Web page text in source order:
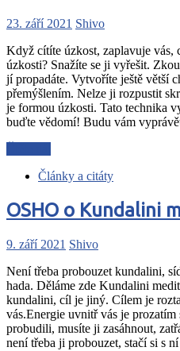
23. září 2021 Shivo
Když cítíte úzkost, zaplavuje vás,
úzkosti? Snažíte se ji vyřešit.
jí propadáte. Vytvoříte ještě větší
přemýšlením. Nelze ji rozpustit
je formou úzkosti. Tato technika
buďte vědomí! Budu vám
Články a citáty
OSHO o Kundalini
9. září 2021 Shivo
Není třeba probouzet kundalini,
hada. Děláme zde Kundalini
kundalini, cíl je jiný. Cílem je
vás.Energie uvnitř vás je
probudili, musíte ji zasáhnout,
není třeba ji probouzet, stačí si s